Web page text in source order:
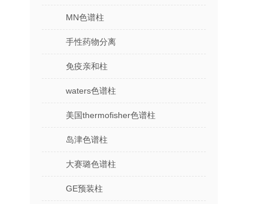
MN色谱柱
手性药物分离
免疫亲和柱
waters色谱柱
美国thermofisher色谱柱
岛津色谱柱
大赛璐色谱柱
GE预装柱